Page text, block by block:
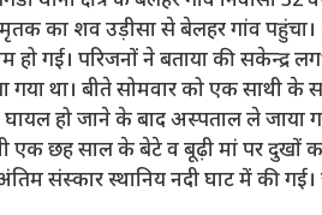
का शव उड़ीसा से बेलहर गांव
गई। परिजनों ने बताया की सकेन्द्र
था। बीते सोमवार को एक साथी के
हो जाने के बाद अस्पताल ले जाया
एक छह साल के बेटे व बूढ़ी मां पर दुखों
संस्कार स्थानिय नदी घाट में की